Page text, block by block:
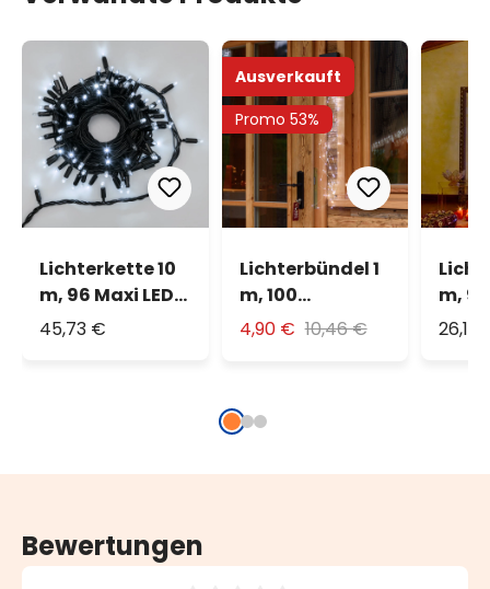
Lichterkette 10
m, 96 Maxi LEDs
warmweiß,
45,73 €
Ausverkauft
Promo 53%
Lichterbündel 1
m, 100
MicroLEDs
4,90 € 10,46 €
m,
26,14
Bewertungen